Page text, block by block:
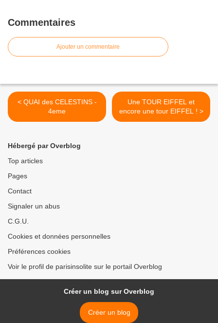
Commentaires
Ajouter un commentaire
< QUAI des CELESTINS -
4eme
Une TOUR EIFFEL et
encore une tour EIFFEL ! >
Hébergé par Overblog
Top articles
Pages
Contact
Signaler un abus
C.G.U.
Cookies et données personnelles
Préférences cookies
Voir le profil de parisinsolite sur le portail Overblog
Créer un blog sur Overblog
Créer un blog